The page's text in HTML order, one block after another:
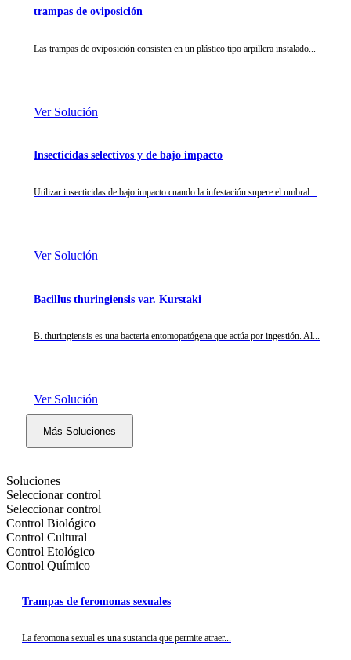
trampas de oviposición
Las trampas de oviposición consisten en un plástico tipo arpillera instalado...
Ver Solución
Insecticidas selectivos y de bajo impacto
Utilizar insecticidas de bajo impacto cuando la infestación supere el umbral...
Ver Solución
Bacillus thuringiensis var. Kurstaki
B. thuringiensis es una bacteria entomopatógena que actúa por ingestión. Al...
Ver Solución
Más Soluciones
Soluciones
Seleccionar control
Seleccionar control
Control Biológico
Control Cultural
Control Etológico
Control Químico
Trampas de feromonas sexuales
La feromona sexual es una sustancia que permite atraer...